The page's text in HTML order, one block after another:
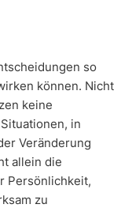
so
können. Nicht
keine
in
Veränderung
allein die
Persönlichkeit,
zu